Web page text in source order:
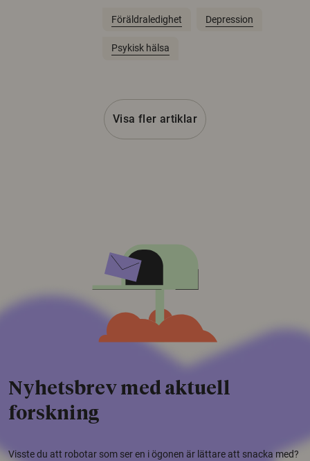
Föräldraledighet Depression
Psykisk hälsa
Visa fler artiklar
Nyhetsbrev med aktuell
forskning
Visste du att robotar som ser en i ögonen är lättare att snacka med?